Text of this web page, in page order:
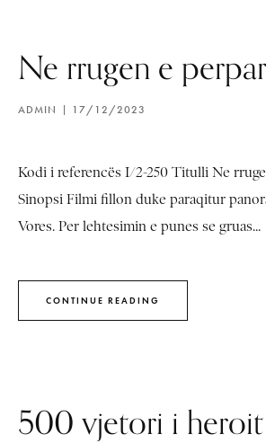
Ne rrugen e
ADMIN 17/12/2023
Kodi i referencës I/2-250 Titulli Ne
Sinopsi Filmi fillon duke paraqitur
Vores. Per lehtesimin e punes se gruas...
CONTINUE READING
500 vjetori i heroit